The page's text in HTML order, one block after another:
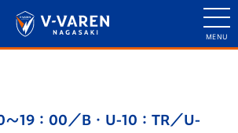
19：00／B・U-10：TR／U-